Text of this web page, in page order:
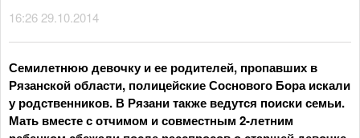
16:26 29.10.2014
Семилетнюю девочку и ее родителей, пропавших в
Рязанской области, полицейские Соснового Бора искали
у родственников. В Рязани также ведутся поиски семьи.
Мать вместе с отчимом и совместным 2-летним